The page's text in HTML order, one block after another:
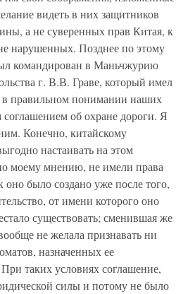
видеть в них защитников
а не суверенных прав Китая, к
нарушенных. Позднее по этому
командирован в Маньчжурию
г. В.В. Граве, который имел
в правильном понимании наших
соглашением об охране дороги. Я
Конечно, китайскому
настаивать на этом
моему мнению, не имели права
оно было создано уже после того,
от имени которого оно
существовать; сменившая же
не желала признавать ни
назначенных ее
таких условиях соглашение,
силы и потому не было